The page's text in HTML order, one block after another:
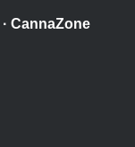
· CannaZone